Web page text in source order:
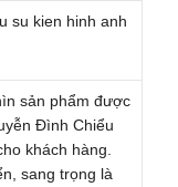
sản phẩm được
Đình Chiểu
khách hàng.
sang trọng là